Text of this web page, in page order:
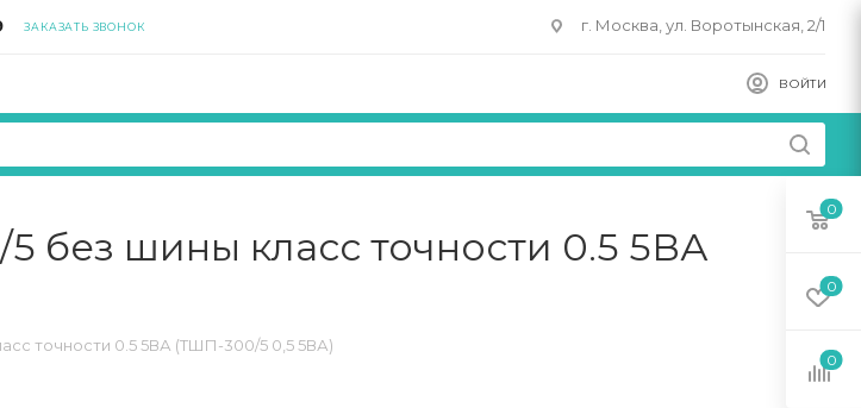
ЗАКАЗАТЬ ЗВОНОК г. Москва, ул. Воротынская, 2/1
ВОЙТИ
без шины класс точности 0.5 5ВА
точности 0.5 5ВА (ТШП-300/5 0,5 5ВА)
0
0
0